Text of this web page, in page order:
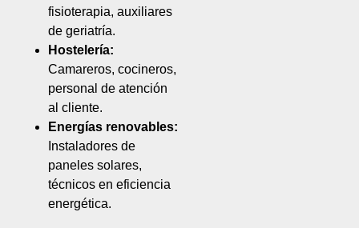
fisioterapia, auxiliares
de geriatría.
Hostelería:
Camareros, cocineros,
personal de atención
al cliente.
Energías renovables:
Instaladores de
paneles solares,
técnicos en eficiencia
energética.